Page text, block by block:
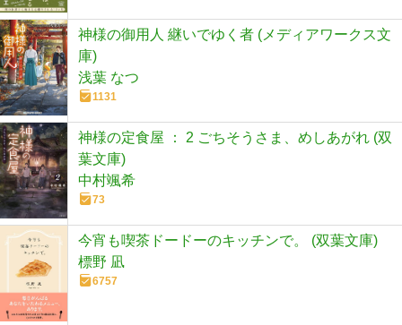
神様の御用人 継いでゆく者 (メディアワークス文
庫)
浅葉 なつ
1131
神様の定食屋 ： 2 ごちそうさま、めしあがれ (双
葉文庫)
中村颯希
73
今宵も喫茶ドードーのキッチンで。 (双葉文庫)
標野 凪
6757